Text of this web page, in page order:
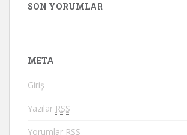
SON YORUMLAR
META
Giriş
Yazılar RSS
Yorumlar RSS